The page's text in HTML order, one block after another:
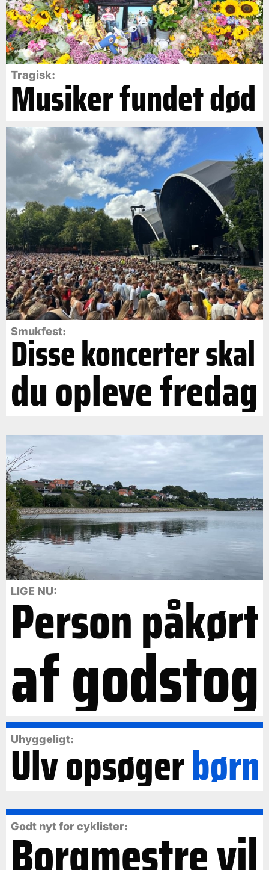
Tragisk:
Musiker fundet død
Smukfest:
Disse koncerter skal
du opleve fredag
LIGE NU:
Person påkørt
af godstog
Uhyggeligt:
Ulv opsøgerbørn
Godt nyt for cyklister: